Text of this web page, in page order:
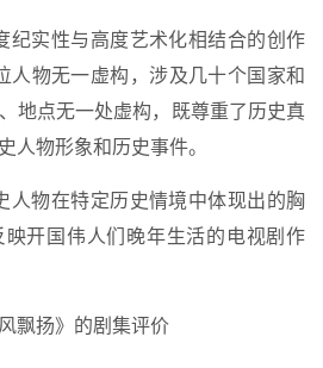
纪实性与高度艺术化相结合的创作
人物无一虚构，涉及几十个国家和
地点无一处虚构，既尊重了历史真
人物形象和历史事件。
人物在特定历史情境中体现出的胸
开国伟人们晚年生活的电视剧作
飘扬》的剧集评价